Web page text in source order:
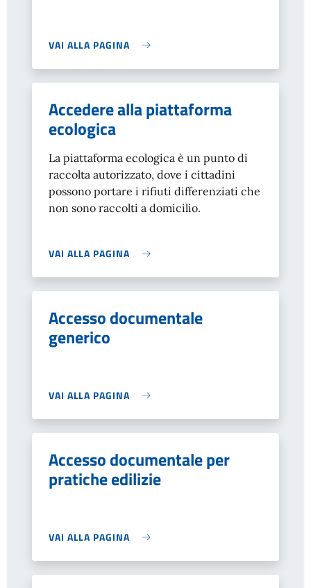
VAI ALLA PAGINA
Accedere alla piattaforma
ecologica
La piattaforma ecologica è un punto di
raccolta autorizzato, dove i cittadini
possono portare i rifiuti differenziati che
non sono raccolti a domicilio.
VAI ALLA PAGINA
Accesso documentale
generico
VAI ALLA PAGINA
Accesso documentale per
pratiche edilizie
VAI ALLA PAGINA